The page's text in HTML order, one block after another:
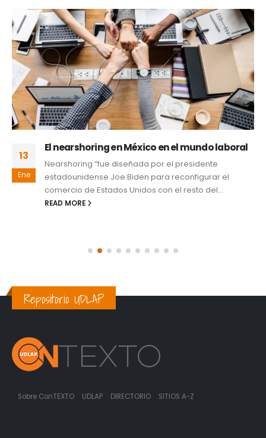
13
Ene
El nearshoring en México en el mundo laboral
Nearshoring “fue diseñada por el presidente
estadounidense Joe Biden para reconfigurar el
comercio de Estados Unidos con el resto del...
READ MORE
Repositorio UDLAP
Sobre ConTEXTO UDLAP DIRECTORIO SITIOS A-Z